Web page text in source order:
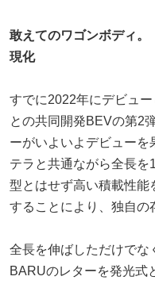
敢えてのワゴンボディ
現化
すでに2022年にデビュー
との共同開発BEVの第2
ーがいよいよデビュー
テラと共通ながら全長を
型とはせず高い積載性能
することにより、独自の
全長を伸ばしただけでな
BARUのレターを発光式